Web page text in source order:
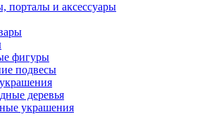
порталы и аксессуары
фигуры
подвесы
деревья
украшения